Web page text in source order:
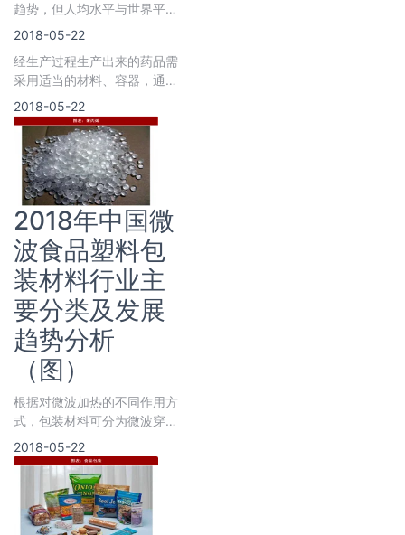
趋势，但人均水平与世界平均
水平相比仍较低。目前，保鲜
2018-05-22
经生产过程生产出来的药品需
采用适当的材料、容器，通过
一定的技术进行包装，使其在
到达患者之前
2018-05-22
2018年中国微
波食品塑料包
装材料行业主
要分类及发展
趋势分析
（图）
根据对微波加热的不同作用方
式，包装材料可分为微波穿透
材料、微波吸收材料和微波反
射材料三种。
2018-05-22